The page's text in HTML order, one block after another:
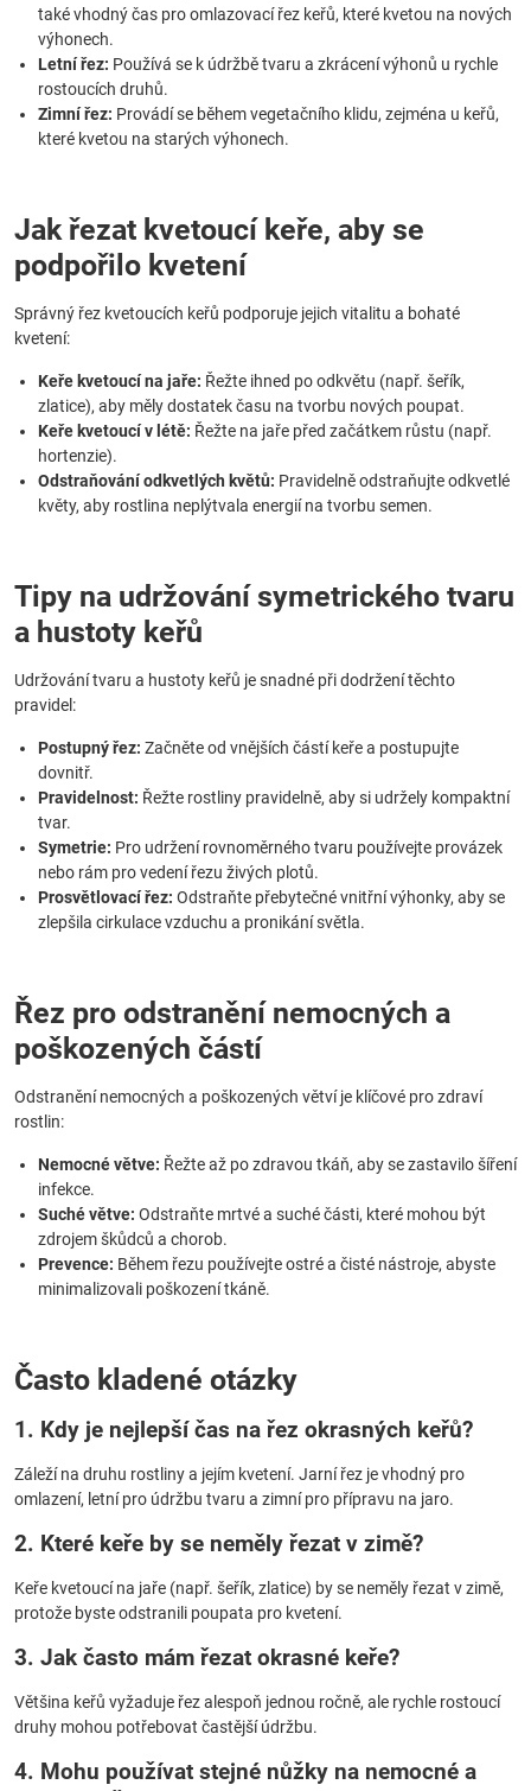
také vhodný čas pro omlazovací řez keřů, které kvetou na nových
výhonech.
Letní řez: Používá se k údržbě tvaru a zkrácení výhonů u rychle
rostoucích druhů.
Zimní řez: Provádí se během vegetačního klidu, zejména u keřů,
které kvetou na starých výhonech.
Jak řezat kvetoucí keře, aby se
podpořilo kvetení
Správný řez kvetoucích keřů podporuje jejich vitalitu a bohaté
kvetení:
Keře kvetoucí na jaře: Řežte ihned po odkvětu (např. šeřík,
zlatice), aby měly dostatek času na tvorbu nových poupat.
Keře kvetoucí v létě: Řežte na jaře před začátkem růstu (např.
hortenzie).
Odstraňování odkvetlých květů: Pravidelně odstraňujte odkvetlé
květy, aby rostlina neplýtvala energií na tvorbu semen.
Tipy na udržování symetrického tvaru
a hustoty keřů
Udržování tvaru a hustoty keřů je snadné při dodržení těchto
pravidel:
Postupný řez: Začněte od vnějších částí keře a postupujte
dovnitř.
Pravidelnost: Řežte rostliny pravidelně, aby si udržely kompaktní
tvar.
Symetrie: Pro udržení rovnoměrného tvaru používejte provázek
nebo rám pro vedení řezu živých plotů.
Prosvětlovací řez: Odstraňte přebytečné vnitřní výhonky, aby se
zlepšila cirkulace vzduchu a pronikání světla.
Řez pro odstranění nemocných a
poškozených částí
Odstranění nemocných a poškozených větví je klíčové pro zdraví
rostlin:
Nemocné větve: Řežte až po zdravou tkáň, aby se zastavilo šíření
infekce.
Suché větve: Odstraňte mrtvé a suché části, které mohou být
zdrojem škůdců a chorob.
Prevence: Během řezu používejte ostré a čisté nástroje, abyste
minimalizovali poškození tkáně.
Často kladené otázky
1. Kdy je nejlepší čas na řez okrasných keřů?
Záleží na druhu rostliny a jejím kvetení. Jarní řez je vhodný pro
omlazení, letní pro údržbu tvaru a zimní pro přípravu na jaro.
2. Které keře by se neměly řezat v zimě?
Keře kvetoucí na jaře (např. šeřík, zlatice) by se neměly řezat v zimě,
protože byste odstranili poupata pro kvetení.
3. Jak často mám řezat okrasné keře?
Většina keřů vyžaduje řez alespoň jednou ročně, ale rychle rostoucí
druhy mohou potřebovat častější údržbu.
4. Mohu používat stejné nůžky na nemocné a